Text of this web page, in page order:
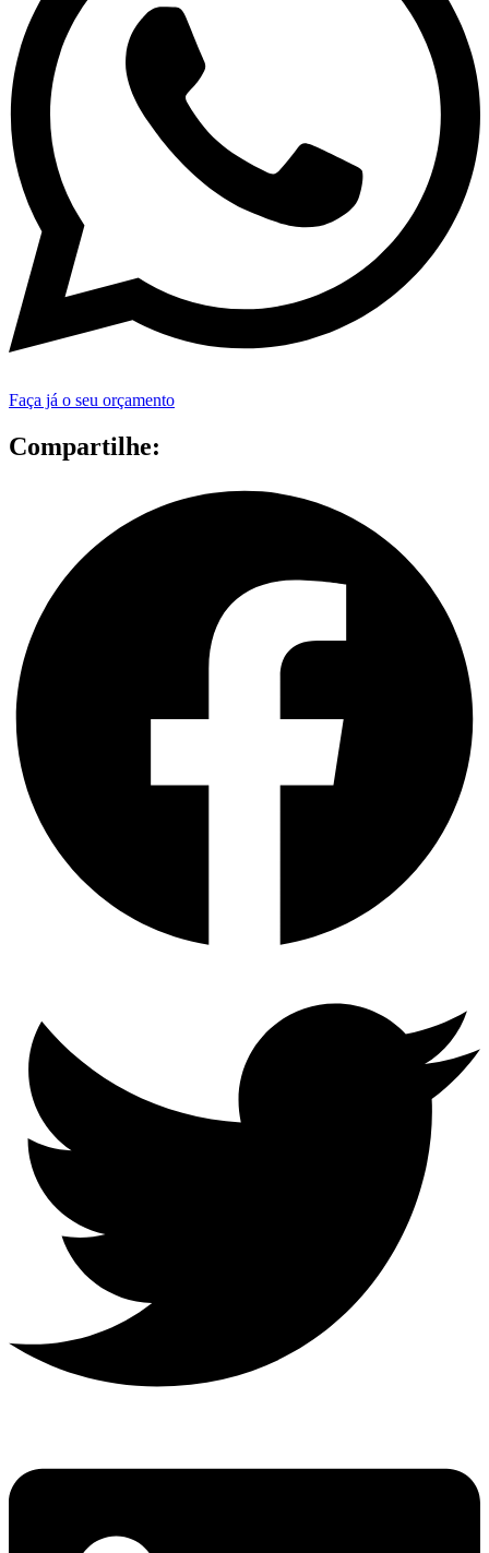
Faça já o seu orçamento
Compartilhe: